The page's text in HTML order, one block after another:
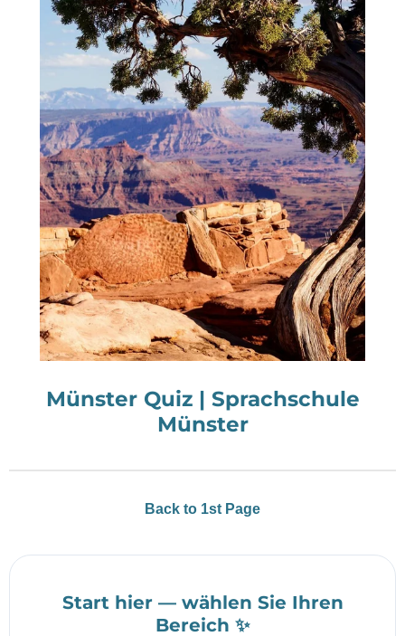
Münster Quiz | Sprachschule
Münster
Back to 1st Page
Start hier — wählen Sie Ihren
Bereich ✨